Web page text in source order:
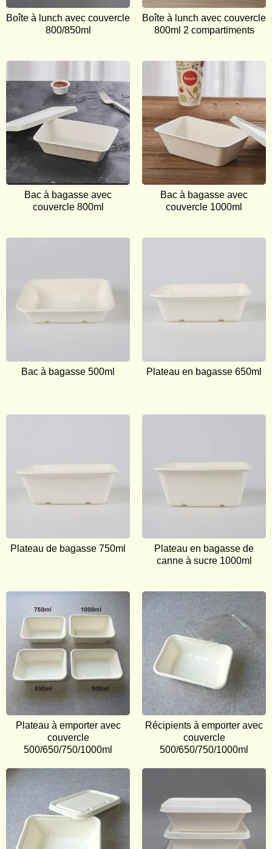
Boîte à lunch avec couvercle
800/850ml
Boîte à lunch avec couvercle
800ml 2 compartiments
Bac à bagasse avec
couvercle 800ml
Bac à bagasse avec
couvercle 1000ml
Bac à bagasse 500ml Plateau en bagasse 650ml
Plateau de bagasse 750ml
Plateau en bagasse de
canne à sucre 1000ml
Plateau à emporter avec
couvercle
500/650/750/1000ml
Récipients à emporter avec
couvercle
500/650/750/1000ml